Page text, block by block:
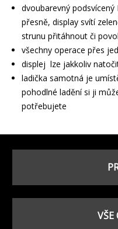
dvoubarevný podsvícený
přesně, display svítí
strunu přitáhnout či
všechny operace přes
displej lze jakkoliv
ladička samotná je
pohodlné ladění si ji
potřebujete
VŠE